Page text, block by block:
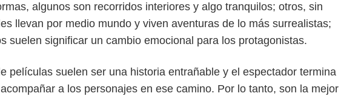
algunos son recorridos interiores y algo tranquilos; otros, sin
llevan por medio mundo y viven aventuras de lo más surrealistas;
suelen significar un cambio emocional para los protagonistas.
películas suelen ser una historia entrañable y el espectador termina
a los personajes en ese camino. Por lo tanto, son la mejor